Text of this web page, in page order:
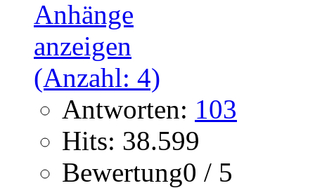
Antworten: 103
Hits: 38.599
Bewertung0 / 5